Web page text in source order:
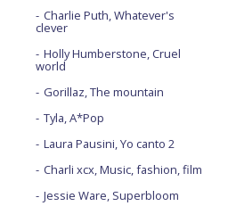
Charlie Puth, Whatever's
clever
Holly Humberstone, Cruel
world
Gorillaz, The mountain
Tyla, A*Pop
Laura Pausini, Yo canto 2
Charli xcx, Music, fashion, film
Jessie Ware, Superbloom